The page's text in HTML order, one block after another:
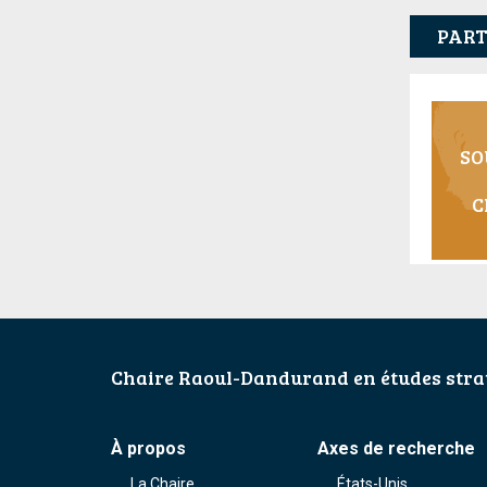
Chaire Raoul-Dandurand en études
À propos
La Chaire
Axes de recherche
États-Unis